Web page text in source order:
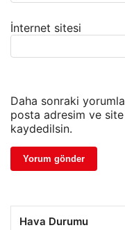
İnternet sitesi
Daha sonraki
posta adresim ve site
kaydedilsin.
Hava Durumu